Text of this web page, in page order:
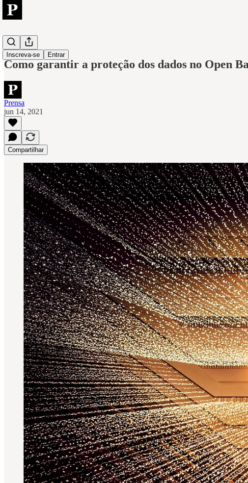
Inscreva-se Entrar
Axway
Como garantir a proteção dos dados no Open
Prensa
jun 14, 2021
Compartilhar